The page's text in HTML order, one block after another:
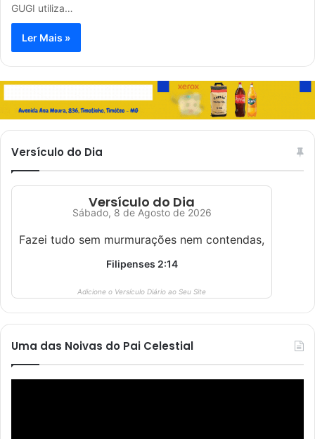
GUGI utiliza…
Ler Mais »
Versículo do Dia
Versículo do Dia
Sábado, 8 de Agosto de 2026
Fazei tudo sem murmurações nem contendas,
Filipenses 2:14
Adicione o Versículo Diário ao Seu Site
Uma das Noivas do Pai Celestial